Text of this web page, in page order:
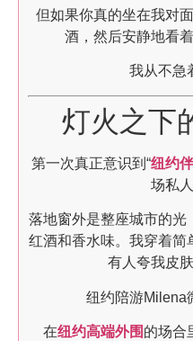
但如果你真的坐在我对
酒，然后安静地看
我从不急
灯火之下
第一次真正意识到“纽约
场私
落地窗外是整座城市的光
红酒和香水味。我穿着简
有人夸我皮
纽约陪游Milena
在纽约高端外围 的场合